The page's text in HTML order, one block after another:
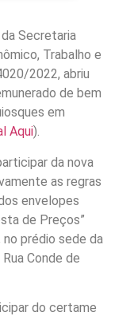
Secretaria
Trabalho e
2022, abriu
de bem
em
Aqui).
da nova
as regras
envelopes
de Preços”
prédio sede da
Conde de
do certame